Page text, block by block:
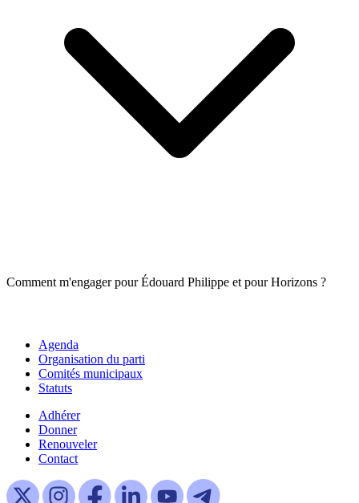
Comment m'engager pour Édouard Philippe et pour Horizons ?
Agenda
Organisation du parti
Comités municipaux
Statuts
Adhérer
Donner
Renouveler
Contact